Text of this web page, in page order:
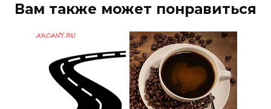
Вам также может понравиться